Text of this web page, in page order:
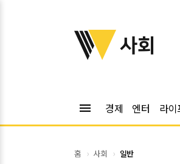
위키트리
사회
menu 경제 엔터 라이
홈 사회 일반